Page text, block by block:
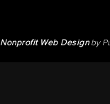
Nonprofit Web Designby